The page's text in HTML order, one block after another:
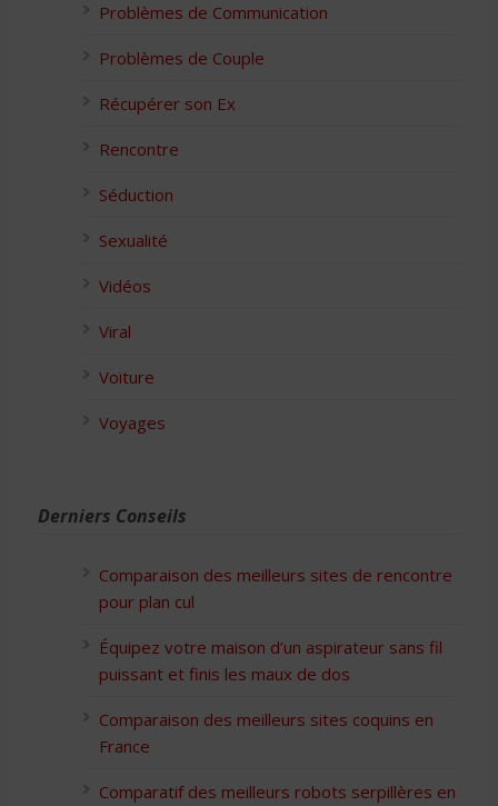
Problèmes de Communication
Problèmes de Couple
Récupérer son Ex
Rencontre
Séduction
Sexualité
Vidéos
Viral
Voiture
Voyages
Derniers Conseils
Comparaison des meilleurs sites de rencontre
pour plan cul
Équipez votre maison d’un aspirateur sans fil
puissant et finis les maux de dos
Comparaison des meilleurs sites coquins en
France
Comparatif des meilleurs robots serpillères en